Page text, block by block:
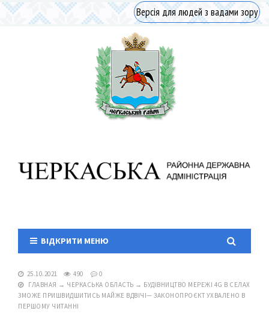
Версія для людей з вадами зору
ВІДКРИТИ МЕНЮ
25.10.2021 490
0
ГЛАВНАЯ → ЧЕРКАСЬКА ОБЛАСТЬ → БУДІВНИЦТВО МЕРЕЖІ 4G В СЕЛАХ
ЗМОЖЕ ПРИШВИДШИТИСЬ МАЙЖЕ ВДВІЧІ— ЗАКОНОПРОЄКТ УХВАЛЕНО В
ПЕРШОМУ ЧИТАННІ